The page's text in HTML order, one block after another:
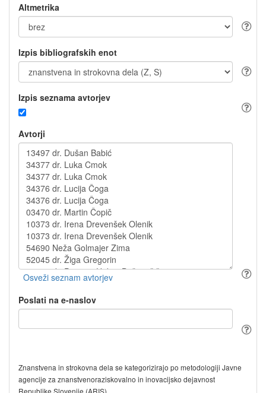
Altmetrika
Izpis bibliografskih enot
Izpis seznama avtorjev
Avtorji
Poslati na e-naslov
Znanstvena in strokovna dela se kategorizirajo po metodologiji Javne
agencije za znanstvenoraziskovalno in inovacijsko dejavnost
Republike Slovenije (ARIS).